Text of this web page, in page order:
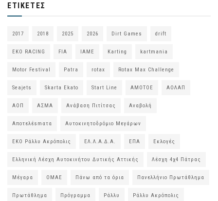
ΕΤΙΚΈΤΕΣ
2017 2018 2025 2026 Dirt Games drift
EKO RACING FIA IAME Karting kartmania
Motor Festival Patra rotax Rotax Max Challenge
Seajets Skarta Ekato Start Line ΑΜΟΤΟΕ ΑΟΛΑΠ
ΑΟΠ ΑΣΜΑ Ανάβαση Πιτίτσας Αναβολή
Αποτελέsmατα Αυτοκινητοδρόμιο Μεγάρων
ΕΚΟ Ράλλυ Ακρόπολις ΕΛ.Λ.Α.Δ.Α. ΕΠΑ Εκλογές
Ελληνική Λέσχη Αυτοκινήτου Δυτικής Αττικής Λέσχη 4χ4 Πάτρας
Μέγαρα ΟΜΑΕ Πάνω από τα όρια Πανελλήνιο Πρωτάθλημα
Πρωτάθλημα Πρόγραμμα Ράλλυ Ράλλυ Ακρόπολις